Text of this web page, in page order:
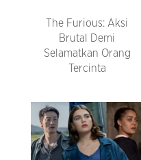
The Furious: Aksi
Brutal Demi
Selamatkan Orang
Tercinta